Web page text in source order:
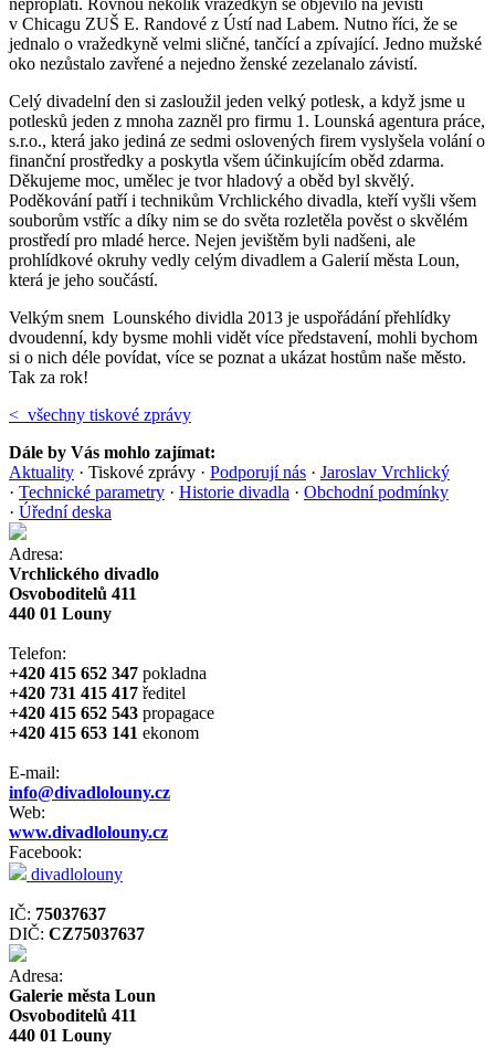
v Chicagu ZUŠ E. Randové z Ústí nad Labem. Nutno říci, že se
jednalo o vražedkyně velmi sličné, tančící a zpívající. Jedno mužské
oko nezůstalo zavřené a nejedno ženské zezelanalo závistí.
Celý divadelní den si zasloužil jeden velký potlesk, a když jsme u
potlesků jeden z mnoha zazněl pro firmu 1. Lounská agentura práce,
s.r.o., která jako jediná ze sedmi oslovených firem vyslyšela volání o
finanční prostředky a poskytla všem účinkujícím oběd zdarma.
Děkujeme moc, umělec je tvor hladový a oběd byl skvělý.
Poděkování patří i technikům Vrchlického divadla, kteří vyšli všem
souborům vstříc a díky nim se do světa rozletěla pověst o skvělém
prostředí pro mladé herce. Nejen jevištěm byli nadšeni, ale
prohlídkové okruhy vedly celým divadlem a Galerií města Loun,
která je jeho součástí.
Velkým snem Lounského dividla 2013 je uspořádání přehlídky
dvoudenní, kdy bysme mohli vidět více představení, mohli bychom
si o nich déle povídat, více se poznat a ukázat hostům naše město.
Tak za rok!
< všechny tiskové zprávy
Dále by Vás mohlo zajímat:
Aktuality · Tiskové zprávy · Podporují nás · Jaroslav Vrchlický
· Technické parametry · Historie divadla · Obchodní podmínky
· Úřední deska
Adresa:
Vrchlického divadlo
Osvoboditelů 411
440 01 Louny
Telefon:
+420 415 652 347 pokladna
+420 731 415 417 ředitel
+420 415 652 543 propagace
+420 415 653 141 ekonom
E-mail:
info@divadlolouny.cz
Web:
www.divadlolouny.cz
Facebook:
divadlolouny
IČ: 75037637
DIČ: CZ75037637
Adresa:
Galerie města Loun
Osvoboditelů 411
440 01 Louny